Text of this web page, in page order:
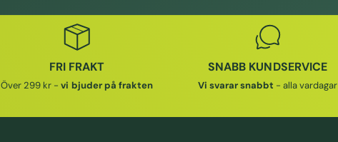
FRI FRAKT
Över 299 kr -vi bjuder på frakten
SNABB KUNDSERVICE
Vi svarar snabbt - alla vardagar